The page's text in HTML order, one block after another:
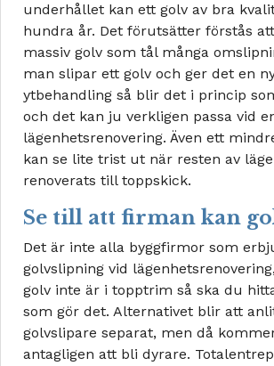
underhållet kan ett golv av bra
hundra år. Det förutsätter förstås
massiv golv som tål många
man slipar ett golv och ger det en
ytbehandling så blir det i princip
och det kan ju verkligen passa vid
lägenhetsrenovering. Även ett
kan se lite trist ut när resten av
renoverats till toppskick.
Se till att firman kan
Det är inte alla byggfirmor som
golvslipning vid
golv inte är i topptrim så ska du
som gör det. Alternativet blir att
golvslipare separat, men då
antagligen att bli dyrare.